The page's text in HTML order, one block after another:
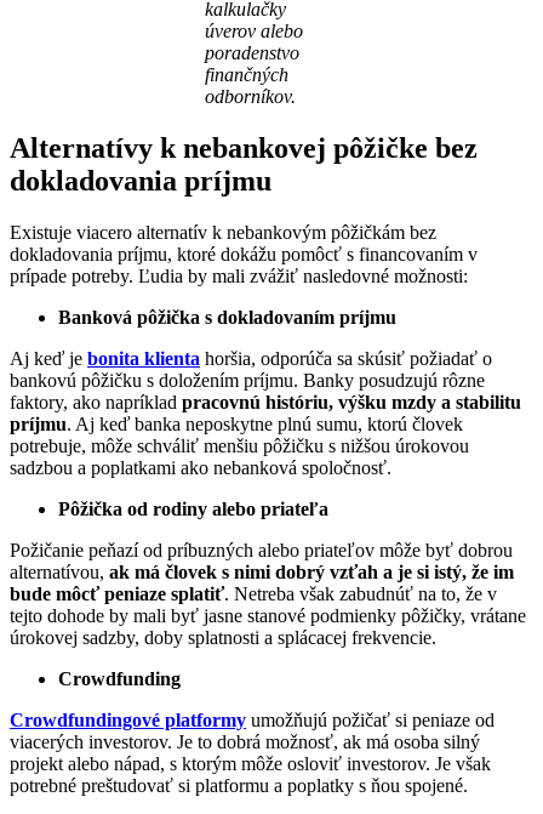
kalkulačky
úverov alebo
poradenstvo
finančných
odborníkov.
Alternatívy k nebankovej pôžičke bez
dokladovania príjmu
Existuje viacero alternatív k nebankovým pôžičkám bez
dokladovania príjmu, ktoré dokážu pomôcť s financovaním v
prípade potreby. Ľudia by mali zvážiť nasledovné možnosti:
Banková pôžička s dokladovaním príjmu
Aj keď je bonita klienta horšia, odporúča sa skúsiť požiadať o
bankovú pôžičku s doložením príjmu. Banky posudzujú rôzne
faktory, ako napríklad pracovnú históriu, výšku mzdy a stabilitu
príjmu. Aj keď banka neposkytne plnú sumu, ktorú človek
potrebuje, môže schváliť menšiu pôžičku s nižšou úrokovou
sadzbou a poplatkami ako nebanková spoločnosť.
Pôžička od rodiny alebo priateľa
Požičanie peňazí od príbuzných alebo priateľov môže byť dobrou
alternatívou, ak má človek s nimi dobrý vzťah a je si istý, že im
bude môcť peniaze splatiť. Netreba však zabudnúť na to, že v
tejto dohode by mali byť jasne stanové podmienky pôžičky, vrátane
úrokovej sadzby, doby splatnosti a splácacej frekvencie.
Crowdfunding
Crowdfundingové platformy umožňujú požičať si peniaze od
viacerých investorov. Je to dobrá možnosť, ak má osoba silný
projekt alebo nápad, s ktorým môže osloviť investorov. Je však
potrebné preštudovať si platformu a poplatky s ňou spojené.